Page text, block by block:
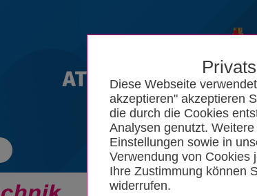
Diese Webseite
akzeptieren" akzeptieren
die durch die Cookies
Analysen genutzt.
Einstellungen sowie in
Verwendung von Cookies
Ihre Zustimmung können
widerrufen.
Startseite News